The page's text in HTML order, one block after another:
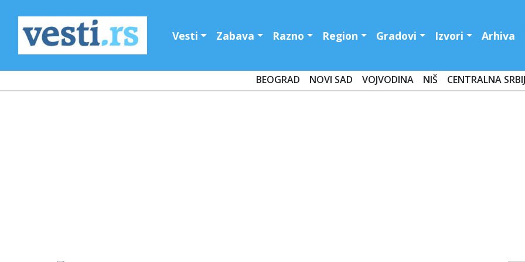
Vesti Zabava Razno Region Gradovi Izvori Arhiva
BEOGRAD NOVI SAD VOJVODINA NIŠ CENTRALNA